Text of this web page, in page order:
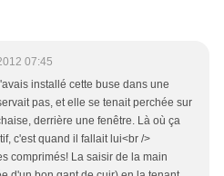
07:45
installé cette buse dans une
pas, et elle se tenait perchée sur
derrière une fenêtre. Là où ça
c'est quand il fallait lui<br />
comprimés! La saisir de la main